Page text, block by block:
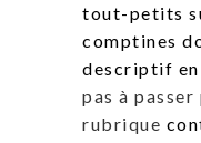
tout-petits
comptines
descriptif
pas à passer
rubrique